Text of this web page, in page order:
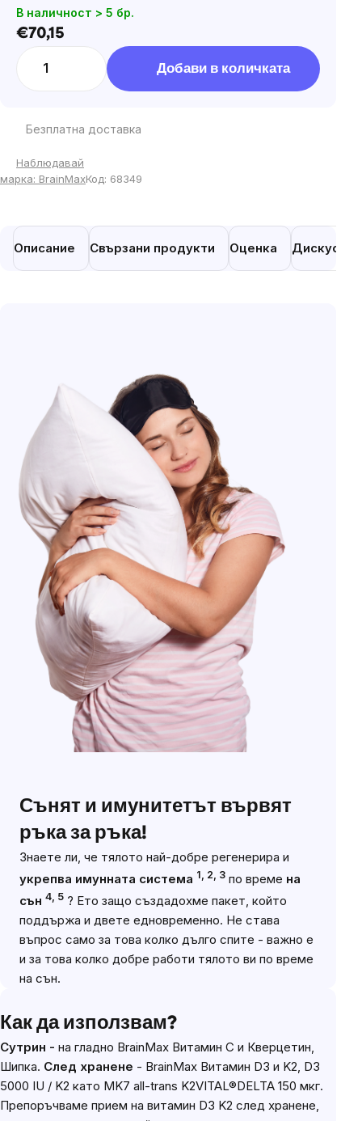
В наличност > 5 бр.
€70,15
Добави в количката
Безплатна доставка
Наблюдавай
марка: BrainMaxКод: 68349
Описание Свързани продукти Оценка Дискусия
Сънят и имунитетът вървят
ръка за ръка!
Знаете ли, че тялото най-добре регенерира и
укрепва имунната система 1, 2, 3 по време на
сън 4, 5 ? Ето защо създадохме пакет, който
поддържа и двете едновременно. Не става
въпрос само за това колко дълго спите - важно е
и за това колко добре работи тялото ви по време
на сън.
Как да използвам?
Сутрин - на гладно BrainMax Витамин C и Кверцетин,
Шипка. След хранене - BrainMax Витамин D3 и K2, D3
5000 IU / K2 като MK7 all-trans K2VITAL®DELTA 150 мкг.
Препоръчваме прием на витамин D3 K2 след хранене,